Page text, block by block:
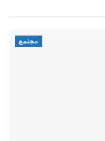
مجتمع